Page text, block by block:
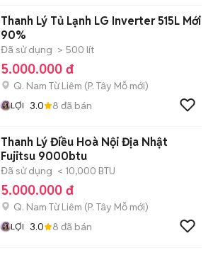
Thanh Lý Tủ Lạnh LG Inverter 515L Mới
90%
Đã sử dụng > 500 lít
5.000.000 đ
Q. Nam Từ Liêm (P. Tây Mỗ mới)
LỢI 3.0 8 đã bán
Thanh Lý Điều Hoà Nội Địa Nhật
Fujitsu 9000btu
Đã sử dụng < 10,000 BTU
5.000.000 đ
Q. Nam Từ Liêm (P. Tây Mỗ mới)
LỢI 3.0 8 đã bán